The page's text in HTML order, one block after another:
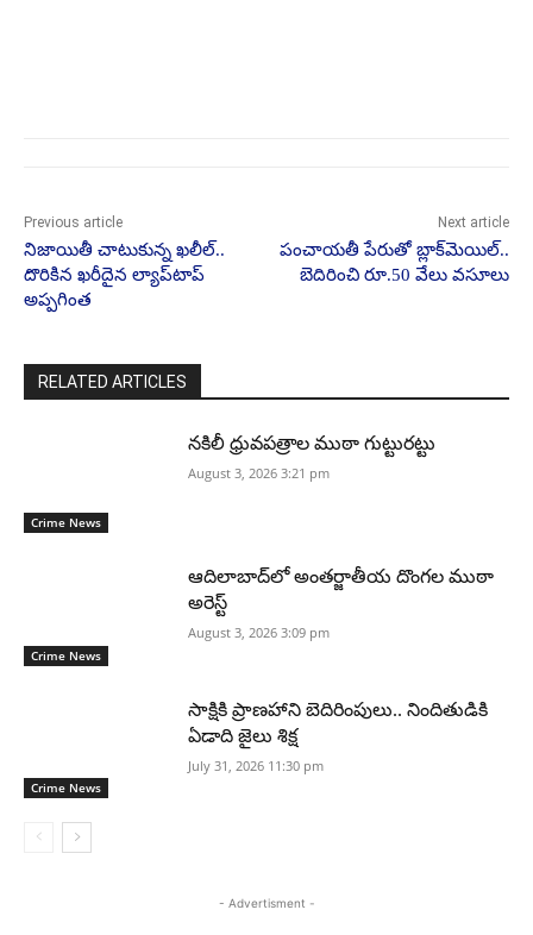
Previous article
నిజాయితీ చాటుకున్న ఖలీల్..
దొరికిన ఖరీదైన ల్యాప్‌టాప్
అప్పగింత
Next article
పంచాయతీ పేరుతో బ్లాక్‌మెయిల్..
బెదిరించి రూ.50 వేలు వసూలు
RELATED ARTICLES
Crime News
నకిలీ ధ్రువపత్రాల ముఠా గుట్టురట్టు
August 3, 2026 3:21 pm
Crime News
ఆదిలాబాద్‌లో అంతర్జాతీయ దొంగల ముఠా
అరెస్ట్
August 3, 2026 3:09 pm
Crime News
సాక్షికి ప్రాణహాని బెదిరింపులు.. నిందితుడికి
ఏడాది జైలు శిక్ష
July 31, 2026 11:30 pm
- Advertisment -